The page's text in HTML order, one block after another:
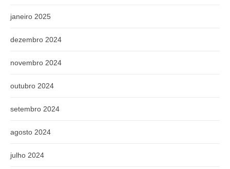
janeiro 2025
dezembro 2024
novembro 2024
outubro 2024
setembro 2024
agosto 2024
julho 2024